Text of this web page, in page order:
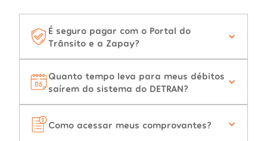
É seguro pagar com o Portal do
Trânsito e a Zapay?
Quanto tempo leva para meus débitos
saírem do sistema do DETRAN?
Como acessar meus comprovantes?